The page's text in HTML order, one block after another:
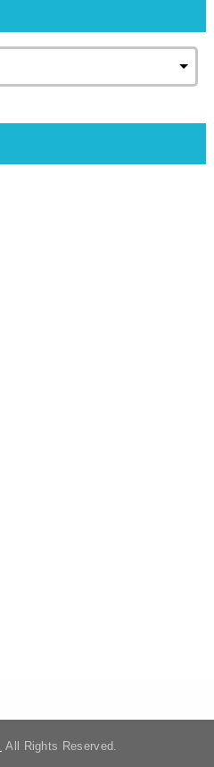
All Rights Reserved.